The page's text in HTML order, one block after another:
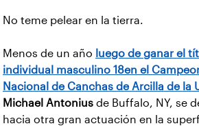
No teme pelear en la tierra.
Menos de un año luego de ganar el
individual masculino 18en el
Nacional de Canchas de Arcilla de la
Michael Antonius de Buffalo, NY, se
hacia otra gran actuación en la